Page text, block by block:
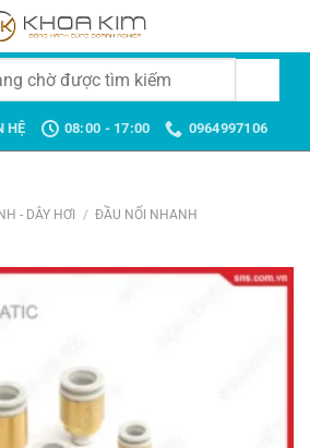
HỆ 08:00 - 17:00 0964997106
- DÂY HƠI / ĐẦU NỐI NHANH